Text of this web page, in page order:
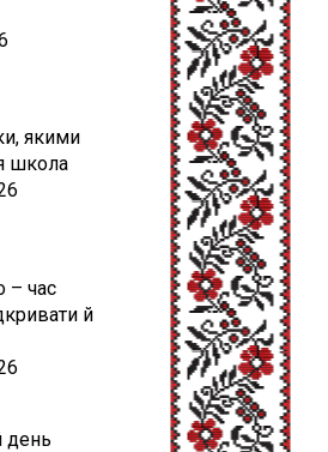
якими
школа
– час
й
день